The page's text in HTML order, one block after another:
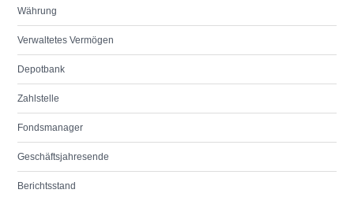
Währung
Verwaltetes Vermögen
Depotbank
Zahlstelle
Fondsmanager
Geschäftsjahresende
Berichtsstand